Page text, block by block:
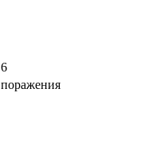
6
поражения